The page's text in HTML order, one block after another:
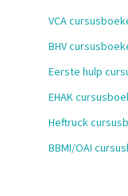
VCA
BHV
Eerste hulp
EHAK
Heftruck
BBMI/OAI